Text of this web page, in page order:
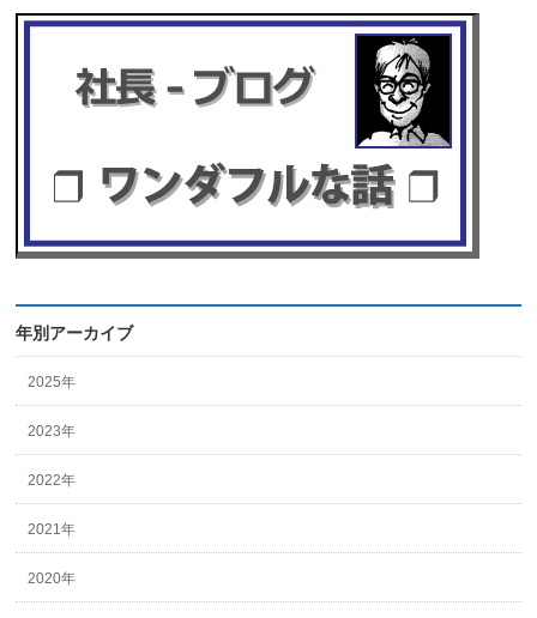
年別アーカイブ
2025年
2023年
2022年
2021年
2020年